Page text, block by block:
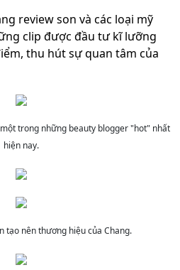
review son và các loại mỹ
clip được đầu tư kĩ lưỡng
thu hút sự quan tâm của
trong những beauty blogger "hot" nhất
hiện nay.
tạo nên thương hiệu của Chang.